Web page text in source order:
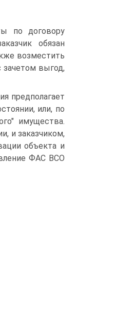
по договору
обязан
возместить
зачетом выгод,
предполагает
или, по
имущества.
и заказчиком,
объекта и
ФАС ВСО